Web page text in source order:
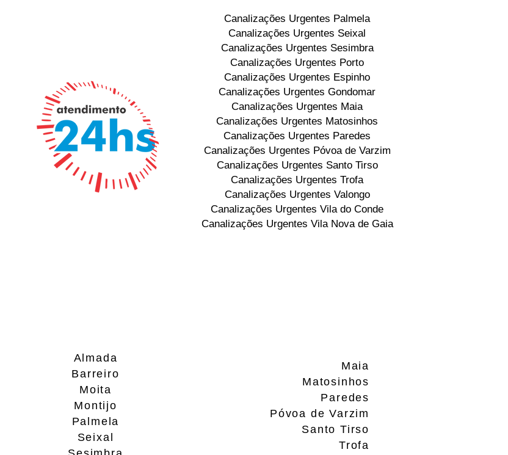
Canalizações Urgentes Palmela
Canalizações Urgentes Seixal
Canalizações Urgentes Sesimbra
Canalizações Urgentes Porto
Canalizações Urgentes Espinho
Canalizações Urgentes Gondomar
Canalizações Urgentes Maia
Canalizações Urgentes Matosinhos
Canalizações Urgentes Paredes
Canalizações Urgentes Póvoa de Varzim
Canalizações Urgentes Santo Tirso
Canalizações Urgentes Trofa
Canalizações Urgentes Valongo
Canalizações Urgentes Vila do Conde
Canalizações Urgentes Vila Nova de Gaia
Maia
Matosinhos
Paredes
Póvoa de Varzim
Santo Tirso
Trofa
Almada
Barreiro
Moita
Montijo
Palmela
Seixal